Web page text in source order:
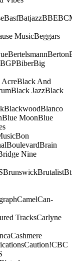
BasfBatjazzBBE
MusicBeggars
BertelsmannBerton
BGPBiberBig
AcreBlack And
Black JazzBlack
BlackwoodBlanco
Blue MoonBlue
Bon
BoulevardBrain
Nine
BrunswickBrutalist
CamelCan-
TracksCarlyne
Cashmere
Caution!CBC